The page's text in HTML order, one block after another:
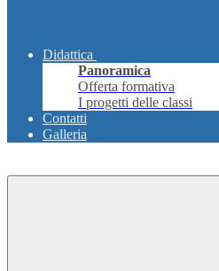
Didattica
Panoramica
Offerta formativa
I progetti delle classi
Contatti
Galleria